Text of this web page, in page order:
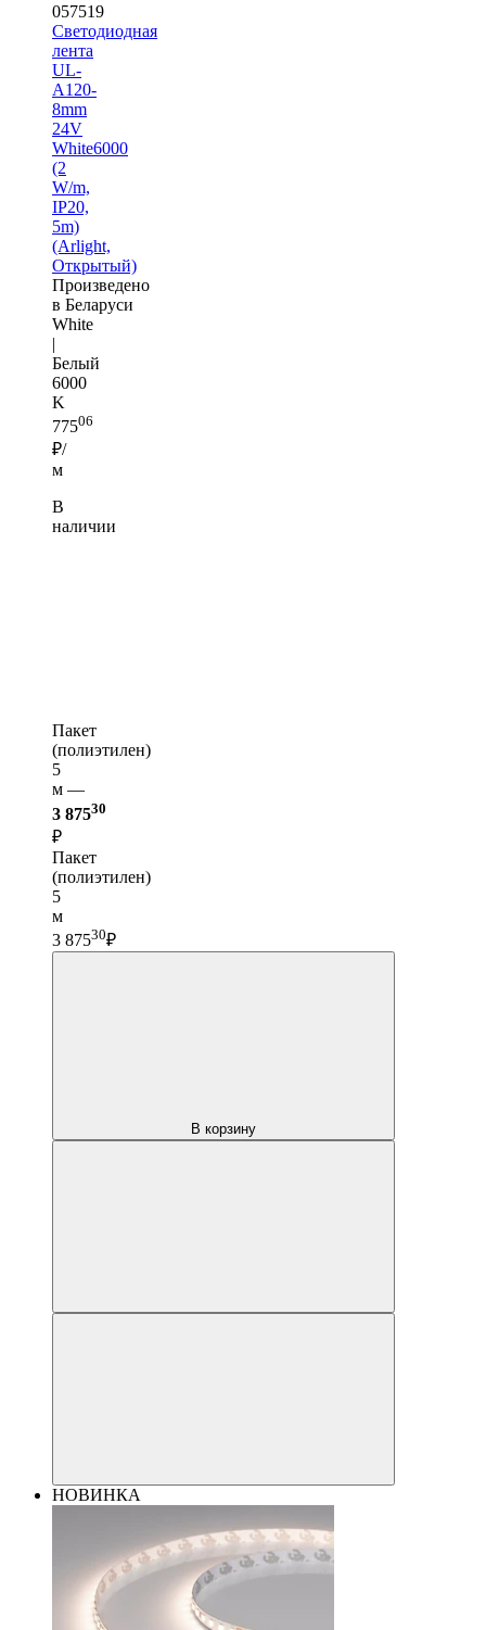
057519
Светодиодная
лента
UL-
A120-
8mm
24V
White6000
(2
W/m,
IP20,
5m)
(Arlight,
Открытый)
Произведено
в Беларуси
White
|
Белый
6000
K
77506
₽/
м
В
наличии
Пакет
(полиэтилен)
5
м —
3 87530
₽
Пакет
(полиэтилен)
5
м
3 87530₽
В корзину
НОВИНКА